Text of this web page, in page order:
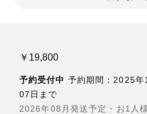
￥19,800
予約受付中 予約期間：2025
07日まで
2026年08月発送予定・お1人